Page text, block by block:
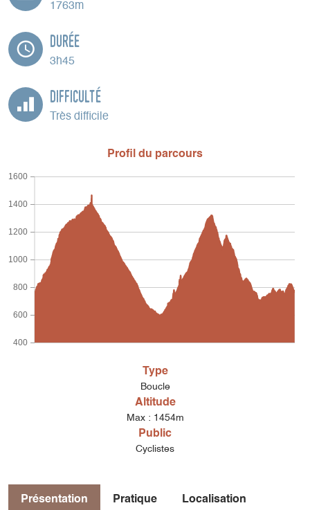
1763m
Durée
3h45
Difficulté
Très difficile
Profil du parcours
400
600
800
1000
1200
1400
1600
Type
Boucle
Altitude
Max : 1454m
Public
Cyclistes
Présentation Pratique Localisation